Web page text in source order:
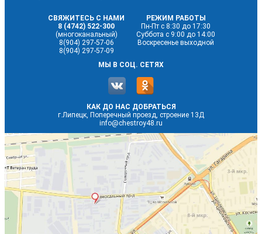
СВЯЖИТЕСЬ С НАМИ
8 (4742) 522-300
(многоканальный)
8(904) 297-57-06
8(904) 297-57-09
РЕЖИМ РАБОТЫ
Пн-Пт с 8:30 до 17:30
Суббота с 9:00 до 14:00
Воскресенье выходной
МЫ В СОЦ. СЕТЯХ
КАК ДО НАС ДОБРАТЬСЯ
г.Липецк, Поперечный проезд, строение 13Д
info@chestroy48.ru